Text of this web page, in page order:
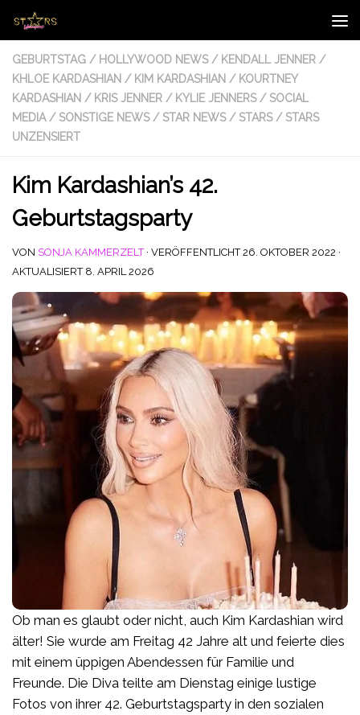
Zum Inhalt springen
GEBURTSTAG / HOLLYWOOD NEWS / KENDALL JENNER /
KHLOE KARDASHIAN / KIM KARDASHIAN / KOURTNEY
KARDASHIAN / KRIS JENNER / KYLIE JENNERS / SOCIAL
MEDIA / SONSTIGE NEWS / STAR NEWS / STARS / STARS
UNZENSIERT
Kim Kardashian’s 42.
Geburtstagsparty
VON SONJA KAMMERZELT · VERÖFFENTLICHT26. OKTOBER 2022 ·
AKTUALISIERT 8. APRIL 2026
Ob man es glaubt oder nicht, auch Kim Kardashian wird
älter! Sie wurde am Freitag 42 Jahre alt und feierte dies
mit einem üppigen Abendessen für Familie und
Freunde. Die Diva teilte am Dienstag einige lustige
Fotos von ihrer 42. Geburtstagsparty in den sozialen